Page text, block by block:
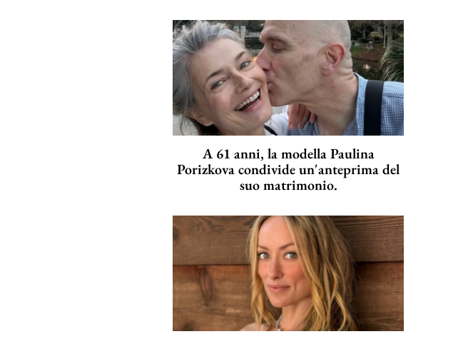
A 61 anni, la modella Paulina
Porizkova condivide un'anteprima del
suo matrimonio.